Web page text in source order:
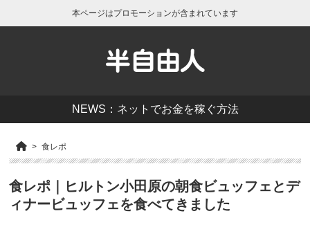
本ページはプロモーションが含まれています
半自由人
NEWS：ネットでお金を稼ぐ方法
食レポ
食レポ｜ヒルトン小田原の朝食ビュッフェとデ
ィナービュッフェを食べてきました